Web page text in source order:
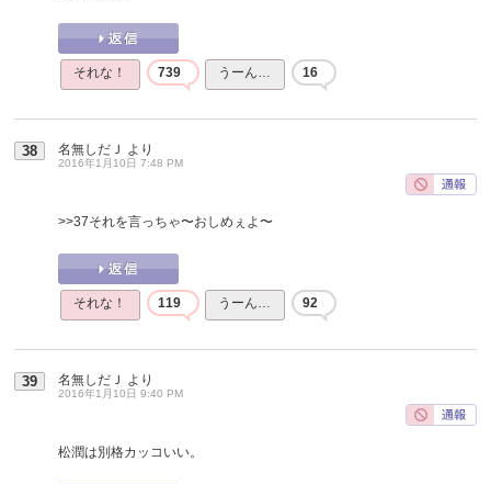
それな！ 739 うーん… 16
38 名無しだＪ より
2016年1月10日 7:48 PM
>>37それを言っちゃ〜おしめぇよ〜
それな！ 119 うーん… 92
39 名無しだＪ より
2016年1月10日 9:40 PM
松潤は別格カッコいい。